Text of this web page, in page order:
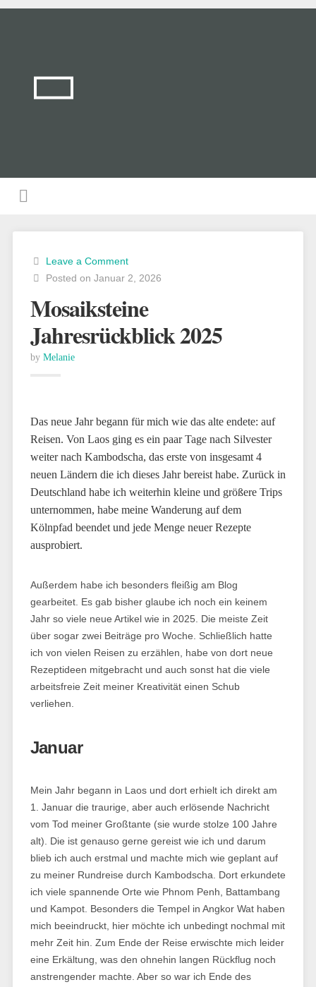
Leave a Comment
Posted on Januar 2, 2026
Mosaiksteine
Jahresrückblick 2025
by Melanie
Das neue Jahr begann für mich wie das alte endete: auf
Reisen. Von Laos ging es ein paar Tage nach Silvester
weiter nach Kambodscha, das erste von insgesamt 4
neuen Ländern die ich dieses Jahr bereist habe. Zurück in
Deutschland habe ich weiterhin kleine und größere Trips
unternommen, habe meine Wanderung auf dem
Kölnpfad beendet und jede Menge neuer Rezepte
ausprobiert.
Außerdem habe ich besonders fleißig am Blog
gearbeitet. Es gab bisher glaube ich noch ein keinem
Jahr so viele neue Artikel wie in 2025. Die meiste Zeit
über sogar zwei Beiträge pro Woche. Schließlich hatte
ich von vielen Reisen zu erzählen, habe von dort neue
Rezeptideen mitgebracht und auch sonst hat die viele
arbeitsfreie Zeit meiner Kreativität einen Schub
verliehen.
Januar
Mein Jahr begann in Laos und dort erhielt ich direkt am
1. Januar die traurige, aber auch erlösende Nachricht
vom Tod meiner Großtante (sie wurde stolze 100 Jahre
alt). Die ist genauso gerne gereist wie ich und darum
blieb ich auch erstmal und machte mich wie geplant auf
zu meiner Rundreise durch Kambodscha. Dort erkundete
ich viele spannende Orte wie Phnom Penh, Battambang
und Kampot. Besonders die Tempel in Angkor Wat haben
mich beeindruckt, hier möchte ich unbedingt nochmal mit
mehr Zeit hin. Zum Ende der Reise erwischte mich leider
eine Erkältung, was den ohnehin langen Rückflug noch
anstrengender machte. Aber so war ich Ende des